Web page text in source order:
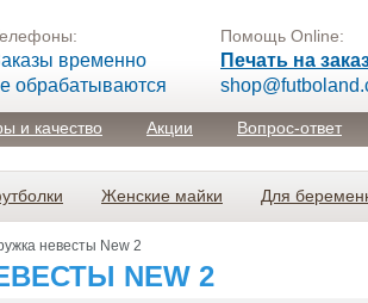
временно
обрабатываются
Помощь Online:
Печать на
и качество Акции Вопрос-ответ
Женские майки Для
невесты New 2
NEW 2